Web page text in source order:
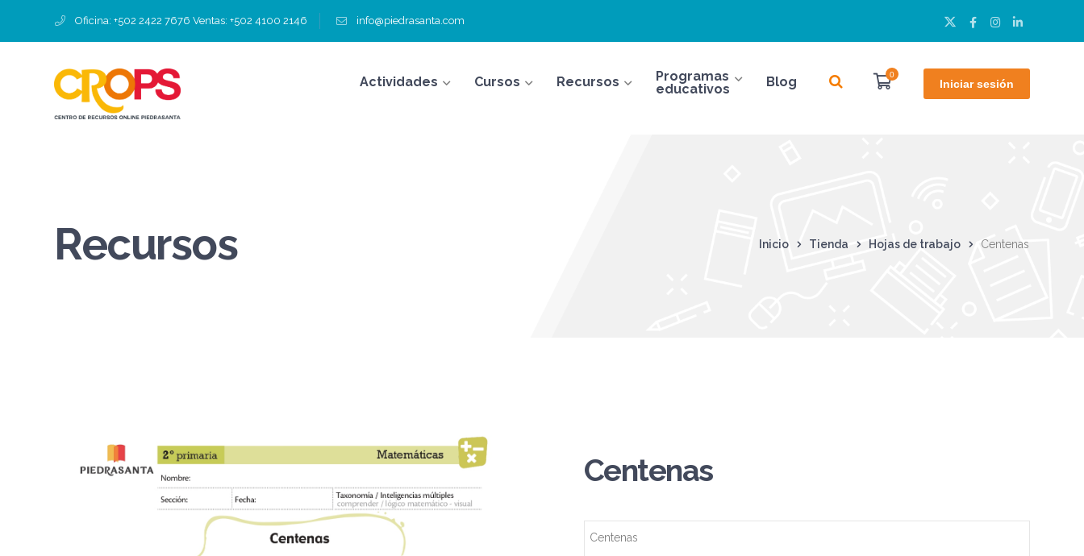
Oficina: +502 2422 7676 Ventas: +502 4100 2146 info@piedrasanta.com
Twitter
Perfil
Facebook
Perfil
Instagram
Perfil
LinkedIn
Perfil
Iniciar sesión
0
Actividades Cursos Recursos
Programas
educativos
Blog
Recursos Inicio Tienda Hojas de trabajo Centenas
Centenas
Centenas